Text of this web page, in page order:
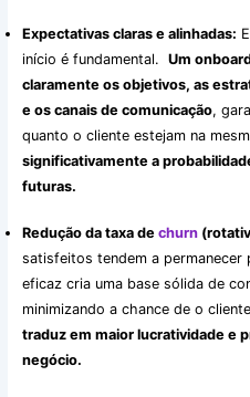
Expectativas claras e alinhadas:
início é fundamental. Um
claramente os objetivos, as
e os canais de comunicação,
quanto o cliente estejam na
significativamente a
futuras.
Redução da taxa dechurn
satisfeitos tendem a
eficaz cria uma base sólida de
minimizando a chance de o
traduz em maior lucratividade e
negócio.